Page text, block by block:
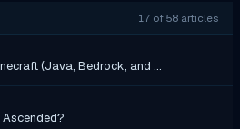
17 of 58 articles
(Java, Bedrock, and …